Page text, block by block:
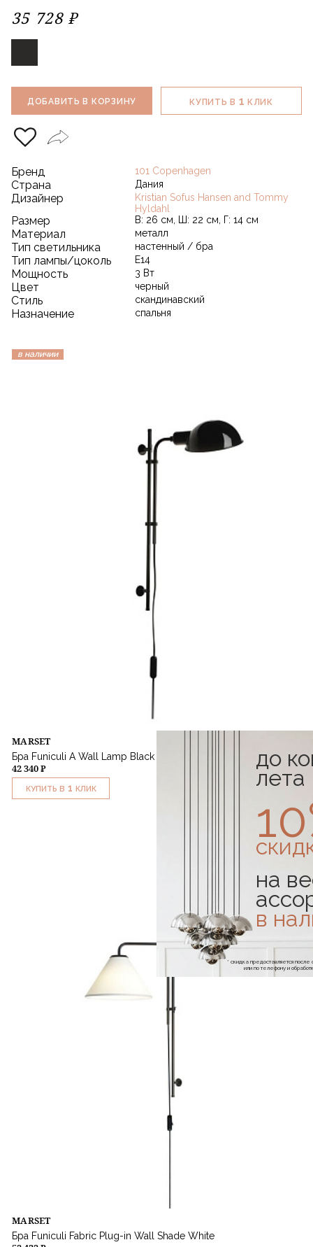
35 728 ₽
ДОБАВИТЬ В КОРЗИНУ КУПИТЬ В 1 КЛИК
Бренд 101 Copenhagen
Страна Дания
Дизайнер
Kristian Sofus Hansen and Tommy
Hyldahl
Размер В: 26 см, Ш: 22 см, Г: 14 см
Материал металл
Тип светильника настенный / бра
Тип лампы/цоколь E14
Мощность 3 Вт
Цвет черный
Стиль скандинавский
Назначение спальня
в наличии
MARSET
Бра Funiculi A Wall Lamp Black
42 340 ₽
КУПИТЬ В 1 КЛИК
MARSET
Бра Funiculi Fabric Plug-in Wall Shade White
до
лета
на
в
* скидка предоставляется
или по телефону и